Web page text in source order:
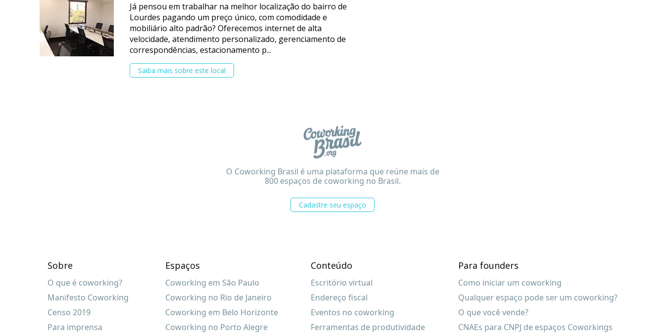
Já pensou em trabalhar na melhor localização do bairro de
Lourdes pagando um preço único, com comodidade e
mobiliário alto padrão? Oferecemos internet de alta
velocidade, atendimento personalizado, gerenciamento de
correspondências, estacionamento p...
Saiba mais sobre este local
O Coworking Brasil é uma plataforma que reúne mais de
800 espaços de coworking no Brasil.
Cadastre seu espaço
Sobre
O que é coworking?
Manifesto Coworking
Censo 2019
Para imprensa
Espaços
Coworking em São Paulo
Coworking no Rio de Janeiro
Coworking em Belo Horizonte
Coworking no Porto Alegre
Conteúdo
Escritório virtual
Endereço fiscal
Eventos no coworking
Ferramentas de produtividade
Para founders
Como iniciar um coworking
Qualquer espaço pode ser um coworking?
O que você vende?
CNAEs para CNPJ de espaços Coworkings